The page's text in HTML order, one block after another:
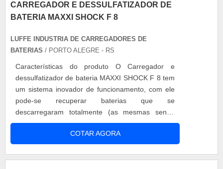
CARREGADOR E DESSULFATIZADOR DE
BATERIA MAXXI SHOCK F 8
LUFFE INDUSTRIA DE CARREGADORES DE
BATERIAS / PORTO ALEGRE - RS
Características do produto O Carregador e
dessulfatizador de bateria MAXXI SHOCK F 8 tem
um sistema inovador de funcionamento, com ele
pode-se recuperar baterias que se
descarregaram totalmente (as mesmas sendo
condenadas em outras situações).O Carregador e
dessulfatizador de bateria MAXXI SHOCK F8
libera tensão livre nas placas, permitindo assim a
COTAR AGORA